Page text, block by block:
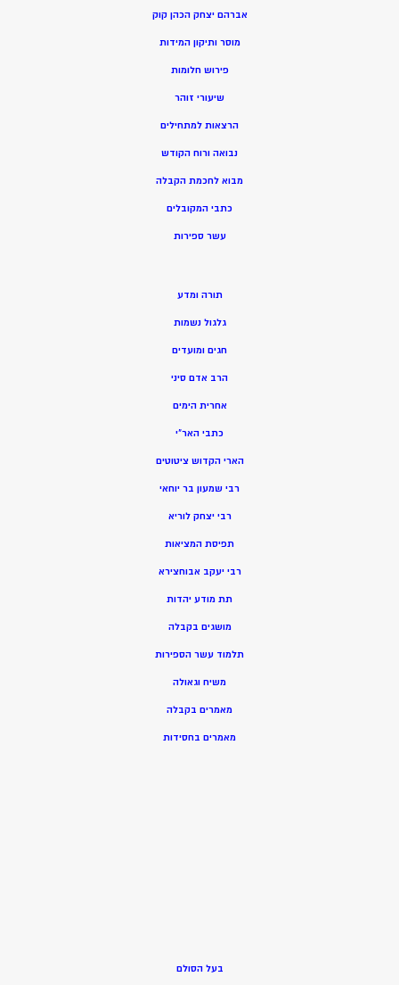
אברהם יצחק הכהן קוק
מוסר ותיקון המידות
פירוש חלומות
שיעורי זוהר
הרצאות למתחילים
נבואה ורוח הקודש
מבוא לחכמת הקבלה
כתבי המקובלים
עשר ספירות
תורה ומדע
גלגול נשמות
חגים ומועדים
הרב אדם סיני
אחרית הימים
כתבי האר”י
הארי הקדוש ציטוטים
רבי שמעון בר יוחאי
רבי יצחק לוריא
תפיסת המציאות
רבי יעקב אבוחצירא
תת מודע יהדות
מושגים בקבלה
תלמוד עשר הספירות
משיח וגאולה
מאמרים בקבלה
מאמרים בחסידות
בעל הסולם